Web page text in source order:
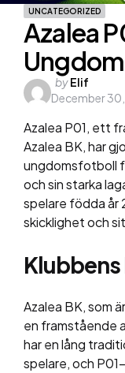
UNCATEGORIZED
Azalea
Posted
by
byElif
December
Azalea P01, ett
Azalea BK, har
ungdomsfotboll
och sin starka
spelare födda år
skicklighet och
Azalea BK, som
en framstående
har en lång
spelare, och